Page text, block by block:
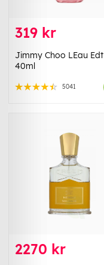
319 kr
Jimmy Choo LEau Edt
40ml
5041
2270 kr